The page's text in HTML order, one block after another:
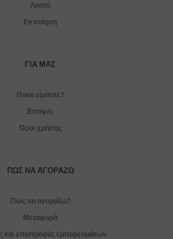
Λοιπά
Εκποίηση
ΓΙΑ ΜΑΣ
Ποιοι είμαστε?
Επαφές
Όροι χρήσης
ΠΏΣ ΝΑ ΑΓΟΡΆΖΩ
Πως να αγοράζω?
Μεταφορά
και επιστροφές εμπορευμάτων